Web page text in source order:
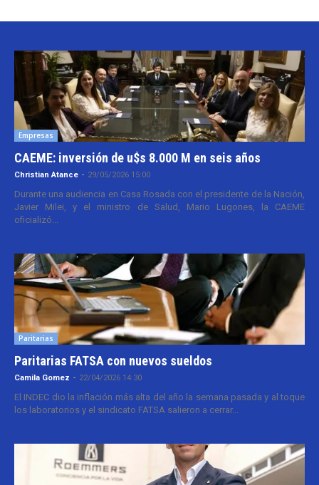
Empresas
CAEME: inversión de u$s 8.000 M en seis años
Christian Atance - 29/05/2026 15:00
Durante una audiencia en Casa Rosada con el presidente de la Nación,
Javier Milei, y el ministro de Salud, Mario Lugones, la CAEME
oficializó...
Paritarias
Paritarias FATSA con nuevos sueldos
Camila Gomez - 22/04/2026 14:30
El INDEC dio la inflación más alta del año la semana pasada y al toque
los laboratorios y el sindicato FATSA salieron a cerrar...